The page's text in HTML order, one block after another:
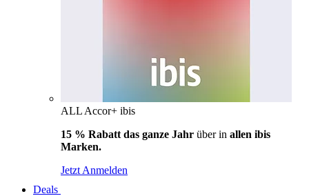
ALL Accor+ ibis
15 % Rabatt das ganze Jahr über in allen ibis
Marken.
Jetzt Anmelden
Deals